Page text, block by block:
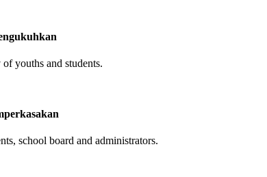
of youths and students.
school board and administrators.